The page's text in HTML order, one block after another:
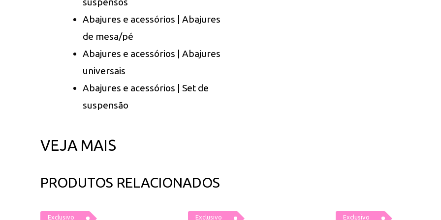
suspensos
Abajures e acessórios | Abajures
de mesa/pé
Abajures e acessórios | Abajures
universais
Abajures e acessórios | Set de
suspensão
VEJA MAIS
PRODUTOS RELACIONADOS
Exclusivo Exclusivo Exclusivo